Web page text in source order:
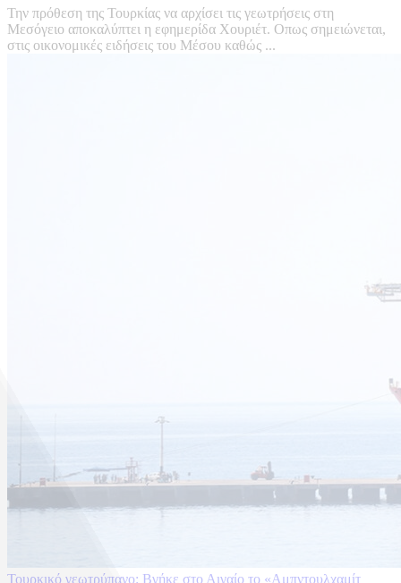
Την πρόθεση της Τουρκίας να αρχίσει τις γεωτρήσεις στη
Μεσόγειο αποκαλύπτει η εφημερίδα Χουριέτ. Οπως σημειώνεται,
στις οικονομικές ειδήσεις του Μέσου καθώς ...
Τουρκικό γεωτρύπανο: Βγήκε στο Αιγαίο το «Αμπντουλχαμίτ